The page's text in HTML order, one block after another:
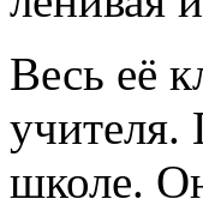
Весь её
учителя.
школе.